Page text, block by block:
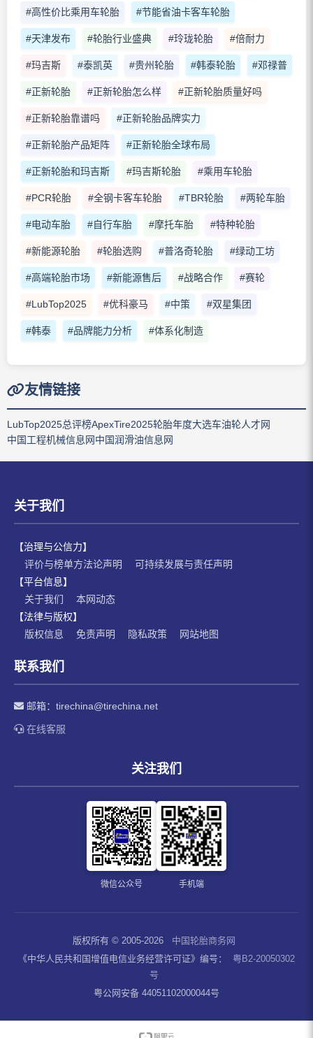
#高性价比乘用车轮胎 #节能省油卡客车轮胎
#天津发布 #轮胎行业盛典 #玲珑轮胎 #倍耐力
#玛吉斯 #泰凯英 #贵州轮胎 #韩泰轮胎 #邓禄普
#正新轮胎 #正新轮胎怎么样 #正新轮胎质量好吗
#正新轮胎靠谱吗 #正新轮胎品牌实力
#正新轮胎产品矩阵 #正新轮胎全球布局
#正新轮胎和玛吉斯 #玛吉斯轮胎 #乘用车轮胎
#PCR轮胎 #全钢卡客车轮胎 #TBR轮胎 #两轮车胎
#电动车胎 #自行车胎 #摩托车胎 #特种轮胎
#新能源轮胎 #轮胎选购 #普洛奇轮胎 #绿动工坊
#高端轮胎市场 #新能源售后 #战略合作 #赛轮
#LubTop2025 #优科豪马 #中策 #双星集团
#韩泰 #品牌能力分析 #体系化制造
友情链接
LubTop2025总评榜ApexTire2025轮胎年度大选车油轮人才网
中国工程机械信息网中国润滑油信息网
关于我们
【治理与公信力】
评价与榜单方法论声明
可持续发展与责任声明
【平台信息】
关于我们
本网动态
【法律与版权】
版权信息
免责声明 隐私政策 网站地图
联系我们
邮箱： tirechina@tirechina.net
在线客服
关注我们
微信公众号 手机端
版权所有 © 2005-2026
中国轮胎商务网
《中华人民共和国增值电信业务经营许可证》编号：
粤B2-20050302
号
粤公网安备 44051102000044号